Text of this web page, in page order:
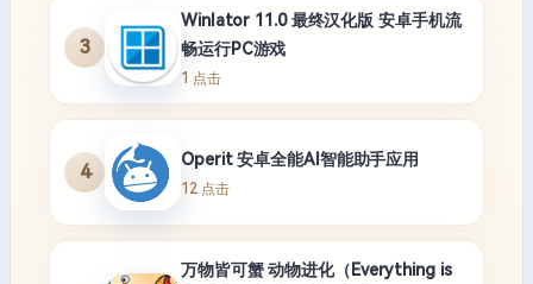
3
Winlator 11.0 最终汉化版 安卓手机流
畅运行PC游戏
1 点击
4
Operit 安卓全能AI智能助手应用
12 点击
万物皆可蟹 动物进化（Everything is